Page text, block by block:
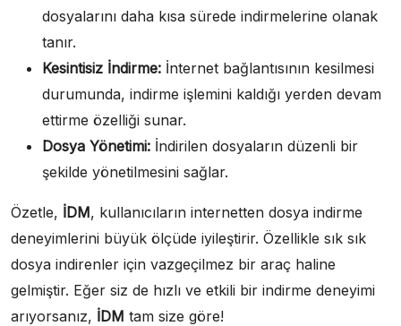
dosyalarını daha kısa sürede indirmelerine olanak
tanır.
Kesintisiz İndirme: İnternet bağlantısının kesilmesi
durumunda, indirme işlemini kaldığı yerden devam
ettirme özelliği sunar.
Dosya Yönetimi: İndirilen dosyaların düzenli bir
şekilde yönetilmesini sağlar.
Özetle, İDM, kullanıcıların internetten dosya indirme
deneyimlerini büyük ölçüde iyileştirir. Özellikle sık sık
dosya indirenler için vazgeçilmez bir araç haline
gelmiştir. Eğer siz de hızlı ve etkili bir indirme deneyimi
arıyorsanız, İDM tam size göre!